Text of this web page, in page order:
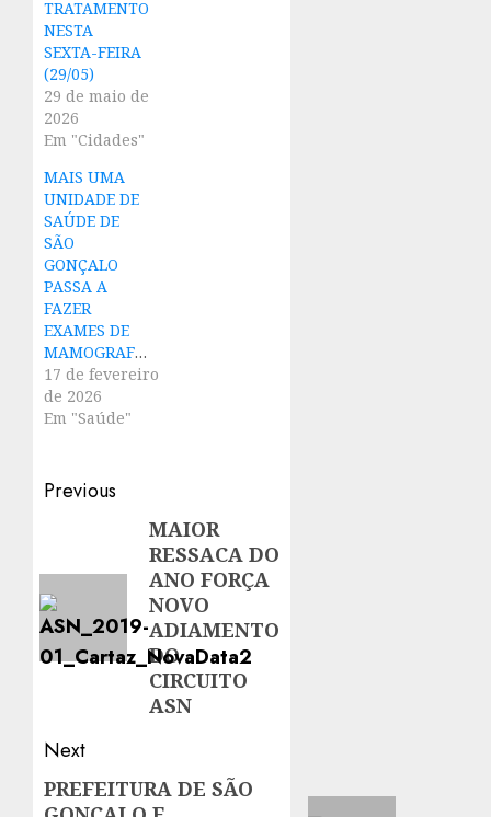
TRATAMENTO
NESTA
SEXTA-FEIRA
(29/05)
29 de maio de
2026
Em "Cidades"
MAIS UMA
UNIDADE DE
SAÚDE DE
SÃO
GONÇALO
PASSA A
FAZER
EXAMES DE
MAMOGRAFIA
17 de fevereiro
de 2026
Em "Saúde"
Post
navigation
Previous
MAIOR
RESSACA DO
ANO FORÇA
NOVO
ADIAMENTO
DO
CIRCUITO
ASN
Next
Next
PREFEITURA DE SÃO